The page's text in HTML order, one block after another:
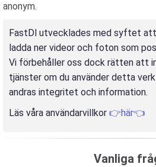
anonym.
FastDl utvecklades med syftet
ladda ner videor och foton som
Vi förbehåller oss dock rätten att
tjänster om du använder detta
andras integritet och information.
Läs våra användarvillkor 👉här👈
Vanliga